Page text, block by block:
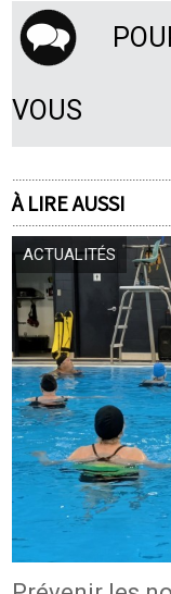
VOUS
À LIRE AUSSI
ACTUALITÉS